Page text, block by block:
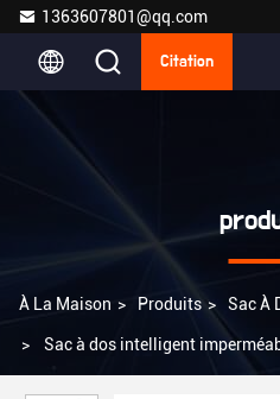
1363607801@qq.com
Citation
À La Maison > Produits > Sac À
> Sac à dos intelligent